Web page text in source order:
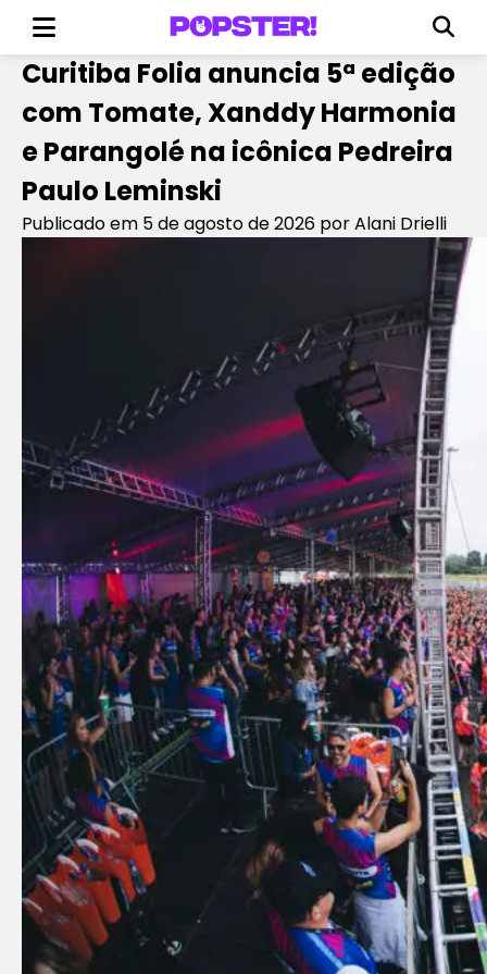
Curitiba Folia anuncia 5ª edição
com Tomate, Xanddy Harmonia
e Parangolé na icônica Pedreira
Paulo Leminski
Publicado em 5 de agosto de 2026 por Alani Drielli